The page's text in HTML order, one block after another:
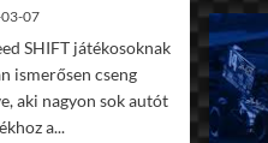
07
SHIFT játékosoknak
ismerősen cseng
aki nagyon sok autót
a...